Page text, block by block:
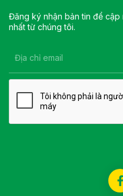
Đăng ký nhận bản tin để cập
nhất từ chúng tôi.